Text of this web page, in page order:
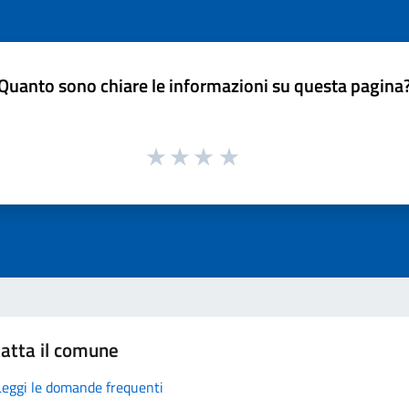
sono chiare le informazioni su questa
il comune
le domande frequenti